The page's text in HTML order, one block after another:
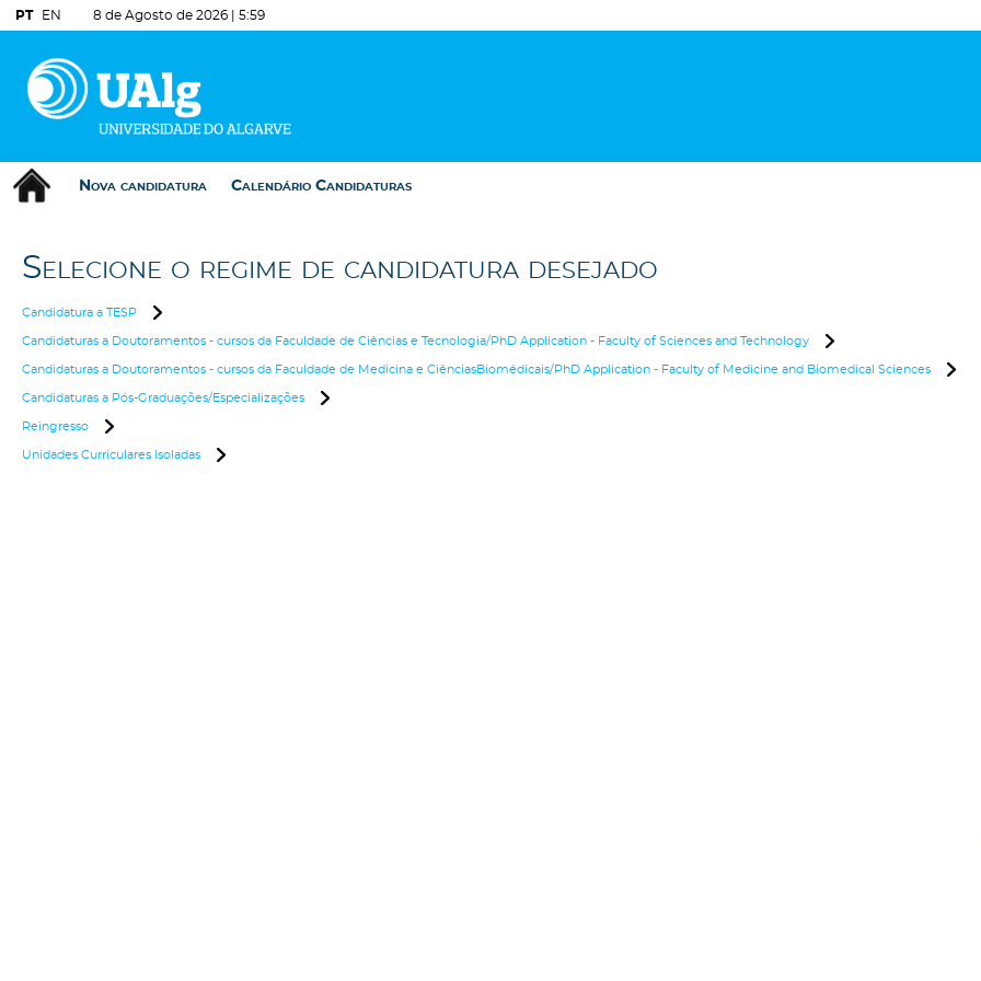
PT EN 8 de Agosto de 2026 | 5:59
Nova candidatura Calendário Candidaturas
Selecione o regime de candidatura desejado
Candidatura a TESP
Candidaturas a Doutoramentos - cursos da Faculdade de Ciências e Tecnologia/PhD Application - Faculty of Sciences and Technology
Candidaturas a Doutoramentos - cursos da Faculdade de Medicina e CiênciasBiomédicais/PhD Application - Faculty of Medicine and Biomedical Sciences
Candidaturas a Pós-Graduações/Especializações
Reingresso
Unidades Curriculares Isoladas